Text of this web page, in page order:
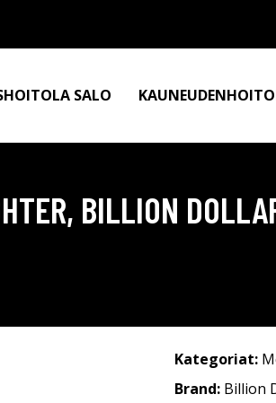
SALO
BILLION
Kategoriat:
Brand: Billion